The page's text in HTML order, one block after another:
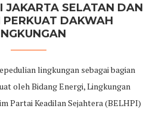
JAKARTA SELATAN DAN
PERKUAT DAKWAH
lingkungan sebagai bagian
oleh Bidang Energi, Lingkungan
Partai Keadilan Sejahtera (BELHPI)